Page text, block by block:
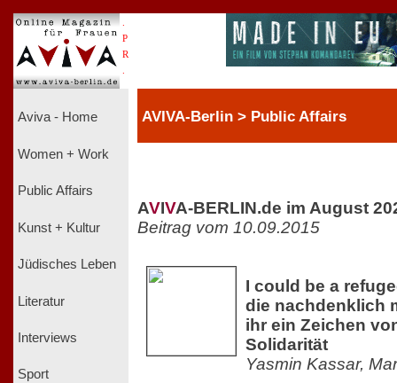
P
R
Aviva - Home
Women + Work
Public Affairs
Kunst + Kultur
Jüdisches Leben
Literatur
Interviews
Sport
AVIVA-Berlin > Public Affairs
AVIVA-BERLIN.de im August
Beitrag vom 10.09.2015
I could be a
die nachdenklich
ihr ein Zeichen
Solidarität
Yasmin Kassar,